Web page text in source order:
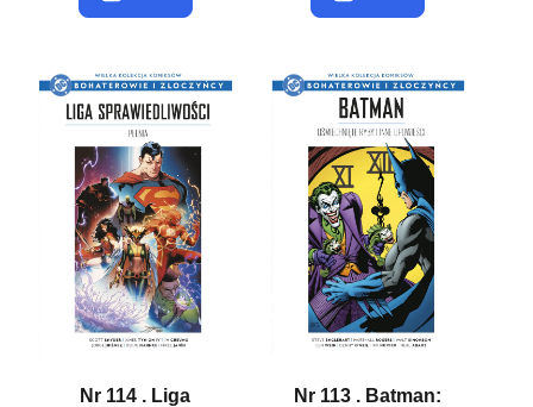
Nr 114 . Liga
Nr 113 . Batman: